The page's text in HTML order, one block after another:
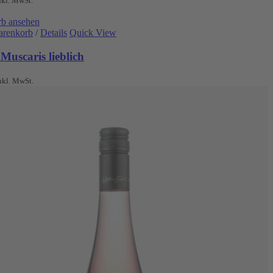
ansehen
/ Details Quick View
lieblich
MwSt.